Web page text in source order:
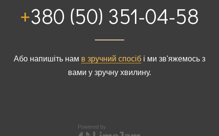
+380 (50) 351-04-58
Або напишіть нам в зручний спосіб і ми зв'яжемось з
вами у зручну хвилину.
Powered by